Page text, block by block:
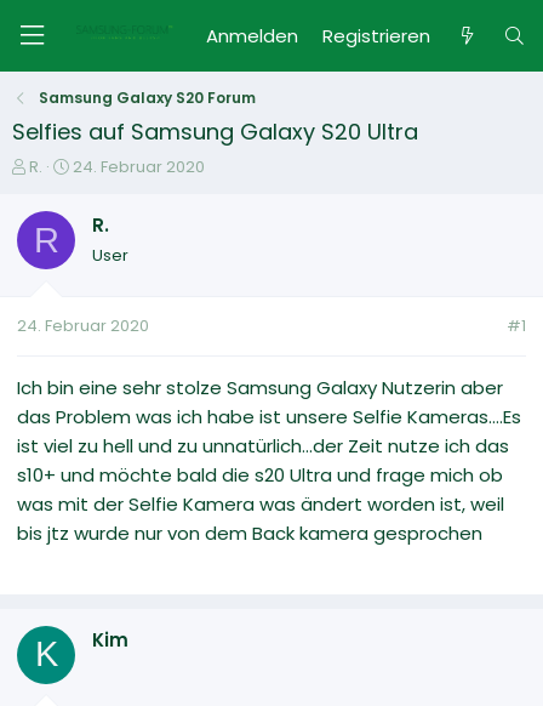
Anmelden Registrieren
Samsung Galaxy S20 Forum
Selfies auf Samsung Galaxy S20 Ultra
E
s
e
e
R.
E
t
t
m
24. Februar 2020
R R.
User
24. Februar 2020 #1
Ich bin eine sehr stolze Samsung Galaxy Nutzerin aber
das Problem was ich habe ist unsere Selfie Kameras....Es
ist viel zu hell und zu unnatürlich...der Zeit nutze ich das
s10+ und möchte bald die s20 Ultra und frage mich ob
was mit der Selfie Kamera was ändert worden ist, weil
bis jtz wurde nur von dem Back kamera gesprochen
K Kim